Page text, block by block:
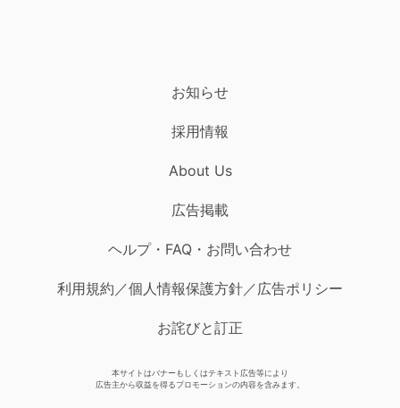
お知らせ
採用情報
About Us
広告掲載
ヘルプ・FAQ・お問い合わせ
利用規約／個人情報保護方針／広告ポリシー
お詫びと訂正
本サイトはバナーもしくはテキスト広告等により
広告主から収益を得るプロモーションの内容を含みます。